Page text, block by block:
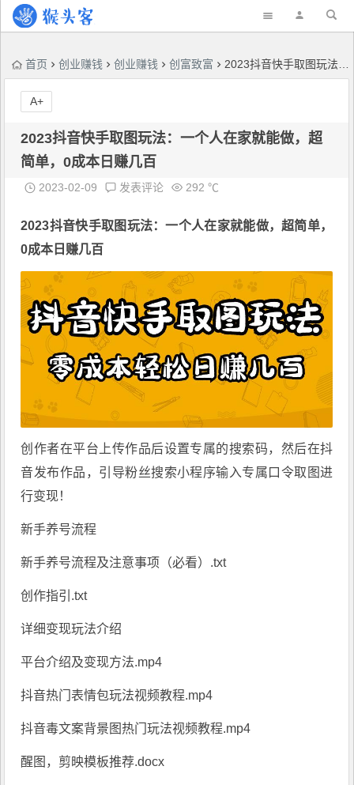
首页 创业赚钱 创业赚钱 创富致富 2023抖音快手取图玩法：一个人在家就能做，超简单，0成本日赚几百
2023抖音快手取图玩法：一个人在家就能做，超
简单，0成本日赚几百
2023-02-09 发表评论 292 ℃
2023抖音快手取图玩法：一个人在家就能做，超简单，
0成本日赚几百
创作者在平台上传作品后设置专属的搜索码，然后在抖
音发布作品，引导粉丝搜索小程序输入专属口令取图进
行变现！
新手养号流程
新手养号流程及注意事项（必看）.txt
创作指引.txt
详细变现玩法介绍
平台介绍及变现方法.mp4
抖音热门表情包玩法视频教程.mp4
抖音毒文案背景图热门玩法视频教程.mp4
醒图，剪映模板推荐.docx
A+